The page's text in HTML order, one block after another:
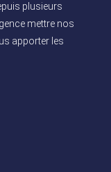
plusieurs
mettre nos
apporter les